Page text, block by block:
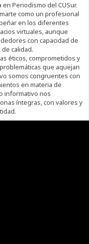
Periodismo del CUSur.
como un profesional
en los diferentes
virtuales, aunque
con capacidad de
calidad.
éticos, comprometidos y
que aquejan
somos congruentes con
en materia de
informativo nos
íntegras, con valores y